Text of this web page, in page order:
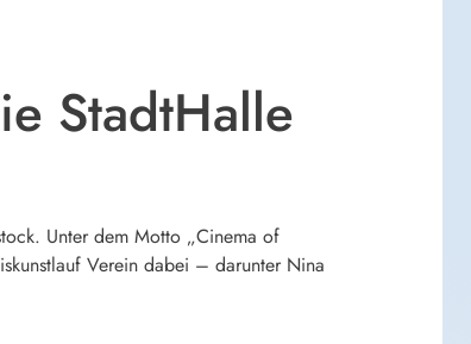
StadtHalle
Unter dem Motto „Cinema of
Verein dabei – darunter Nina